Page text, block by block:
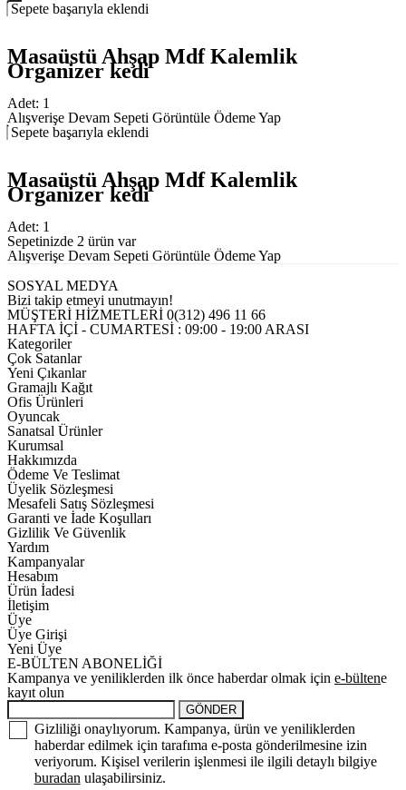
Sepete başarıyla eklendi
Masaüstü Ahşap Mdf Kalemlik
Organizer kedi
Adet: 1
Alışverişe Devam Sepeti Görüntüle Ödeme Yap
Sepete başarıyla eklendi
Masaüstü Ahşap Mdf Kalemlik
Organizer kedi
Adet: 1
Sepetinizde 2 ürün var
Alışverişe Devam Sepeti Görüntüle Ödeme Yap
SOSYAL MEDYA
Bizi takip etmeyi unutmayın!
MÜŞTERİ HİZMETLERİ 0(312) 496 11 66
HAFTA İÇİ - CUMARTESİ : 09:00 - 19:00 ARASI
Kategoriler
Çok Satanlar
Yeni Çıkanlar
Gramajlı Kağıt
Ofis Ürünleri
Oyuncak
Sanatsal Ürünler
Kurumsal
Hakkımızda
Ödeme Ve Teslimat
Üyelik Sözleşmesi
Mesafeli Satış Sözleşmesi
Garanti ve İade Koşulları
Gizlilik Ve Güvenlik
Yardım
Kampanyalar
Hesabım
Ürün İadesi
İletişim
Üye
Üye Girişi
Yeni Üye
E-BÜLTEN ABONELİĞİ
Kampanya ve yeniliklerden ilk önce haberdar olmak için e-bültene
kayıt olun
GÖNDER
Gizliliği onaylıyorum. Kampanya, ürün ve yeniliklerden
haberdar edilmek için tarafıma e-posta gönderilmesine izin
veriyorum. Kişisel verilerin işlenmesi ile ilgili detaylı bilgiye
buradan ulaşabilirsiniz.